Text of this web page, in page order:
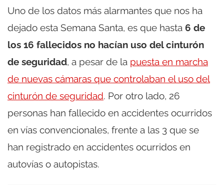
Uno de los datos más alarmantes que nos ha
dejado esta Semana Santa, es que hasta 6 de
los 16 fallecidos no hacían uso del cinturón
de seguridad, a pesar de la puesta en marcha
de nuevas cámaras que controlaban el uso del
cinturón de seguridad. Por otro lado, 26
personas han fallecido en accidentes ocurridos
en vías convencionales, frente a las 3 que se
han registrado en accidentes ocurridos en
autovías o autopistas.